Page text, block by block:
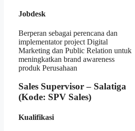
Jobdesk
Berperan sebagai perencana dan
implementator project Digital
Marketing dan Public Relation untuk
meningkatkan brand awareness
produk Perusahaan
Sales Supervisor – Salatiga
(Kode: SPV Sales)
Kualifikasi